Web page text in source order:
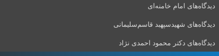
دیدگاه‌های امام خامنه‌ای
دیدگاه‌های شهید‌سپهبد قاسم‌سلیمانی
دیدگاه‌های دکتر محمود احمدی نژاد